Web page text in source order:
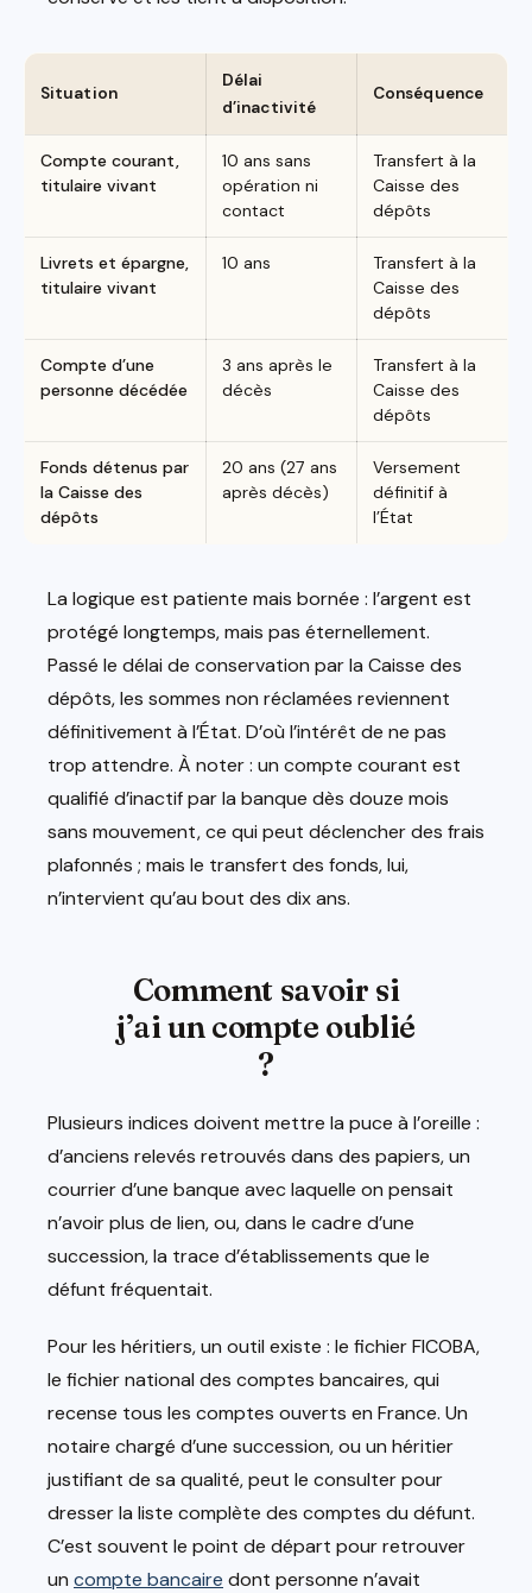
Situation
Délai
d’inactivité
Conséquence
Compte courant,
titulaire vivant
10 ans sans
opération ni
contact
Transfert à la
Caisse des
dépôts
Livrets et épargne,
titulaire vivant
10 ans
Transfert à la
Caisse des
dépôts
Compte d’une
personne décédée
3 ans après le
décès
Transfert à la
Caisse des
dépôts
Fonds détenus par
la Caisse des
dépôts
20 ans (27 ans
après décès)
Versement
définitif à
l’État
La logique est patiente mais bornée : l’argent est
protégé longtemps, mais pas éternellement.
Passé le délai de conservation par la Caisse des
dépôts, les sommes non réclamées reviennent
définitivement à l’État. D’où l’intérêt de ne pas
trop attendre. À noter : un compte courant est
qualifié d’inactif par la banque dès douze mois
sans mouvement, ce qui peut déclencher des frais
plafonnés ; mais le transfert des fonds, lui,
n’intervient qu’au bout des dix ans.
Comment savoir si
j’ai un compte oublié
?
Plusieurs indices doivent mettre la puce à l’oreille :
d’anciens relevés retrouvés dans des papiers, un
courrier d’une banque avec laquelle on pensait
n’avoir plus de lien, ou, dans le cadre d’une
succession, la trace d’établissements que le
défunt fréquentait.
Pour les héritiers, un outil existe : le fichier FICOBA,
le fichier national des comptes bancaires, qui
recense tous les comptes ouverts en France. Un
notaire chargé d’une succession, ou un héritier
justifiant de sa qualité, peut le consulter pour
dresser la liste complète des comptes du défunt.
C’est souvent le point de départ pour retrouver
un compte bancaire dont personne n’avait